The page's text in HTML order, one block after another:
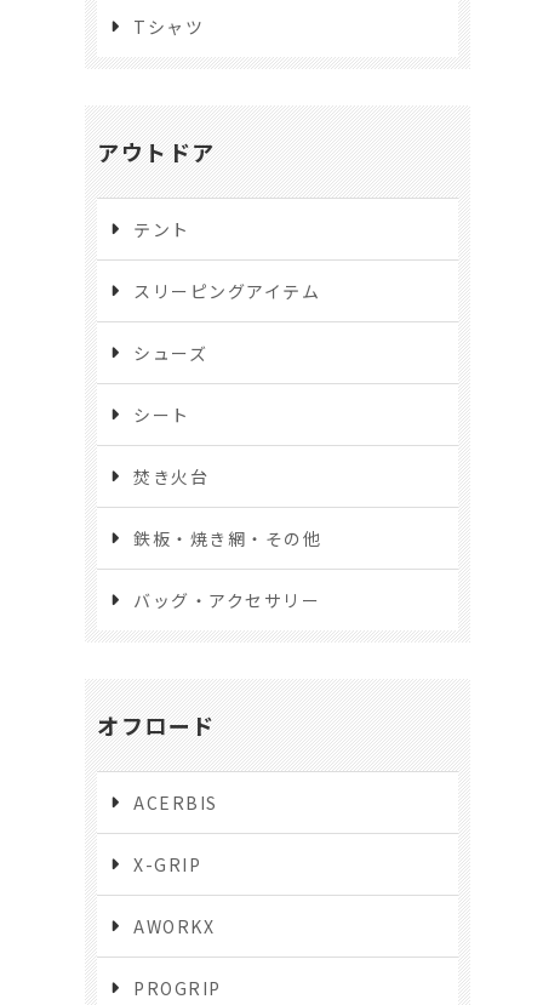
Tシャツ
アウトドア
テント
スリーピングアイテム
シューズ
シート
焚き火台
鉄板・焼き網・その他
バッグ・アクセサリー
オフロード
ACERBIS
X-GRIP
AWORKX
PROGRIP